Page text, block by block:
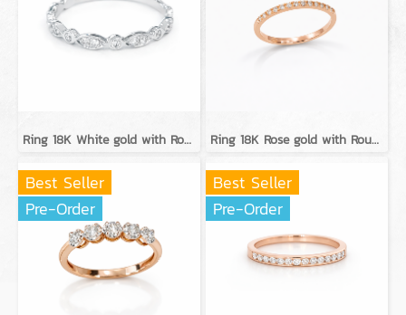
Ring 18K White gold with Round Diamond Ring 18K Rose gold with Round Diamond
Best Seller
Pre-Order
Best Seller
Pre-Order